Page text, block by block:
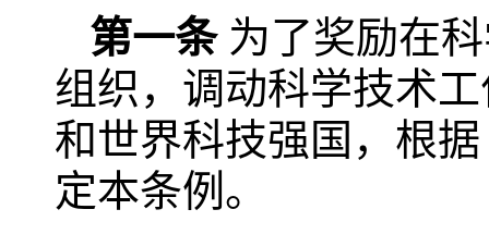
第一条为了奖励在
组织，调动科学技术
和世界科技强国，根
定本条例。